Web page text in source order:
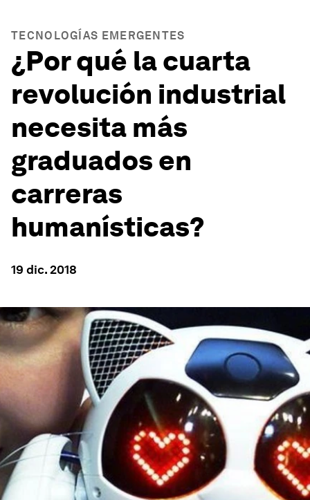
TECNOLOGÍAS EMERGENTES
¿Por qué la cuarta
revolución industrial
necesita más
graduados en
carreras
humanísticas?
19 dic. 2018